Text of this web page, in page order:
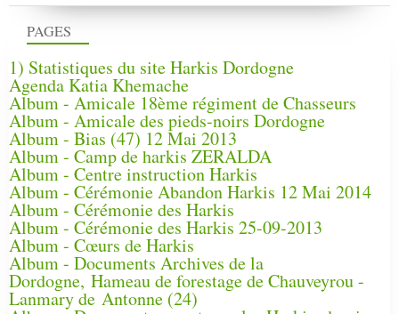
PAGES
1) Statistiques du site Harkis Dordogne
Agenda Katia Khemache
Album - Amicale 18ème régiment de Chasseurs
Album - Amicale des pieds-noirs Dordogne
Album - Bias (47) 12 Mai 2013
Album - Camp de harkis ZERALDA
Album - Centre instruction Harkis
Album - Cérémonie Abandon Harkis 12 Mai 2014
Album - Cérémonie des Harkis
Album - Cérémonie des Harkis 25-09-2013
Album - Cœurs de Harkis
Album - Documents Archives de la
Dordogne, Hameau de forestage de Chauveyrou -
Lanmary de Antonne (24)